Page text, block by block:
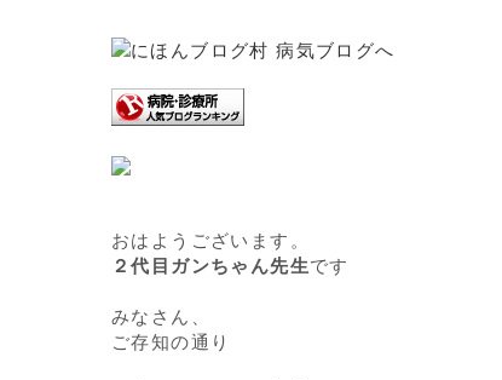
おはようございます。
２代目ガンちゃん先生です
みなさん、
ご存知の通り